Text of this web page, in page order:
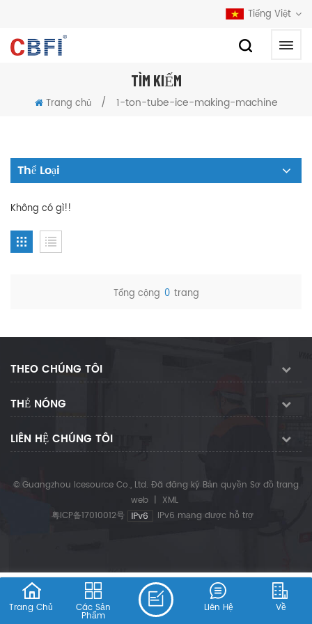
Tiếng Việt
TÌM KIẾM
Trang chủ / 1-ton-tube-ice-making-machine
Thể Loại
Không có gì!!
Tổng cộng 0 trang
THEO CHÚNG TÔI
THẺ NÓNG
LIÊN HỆ CHÚNG TÔI
© Guangzhou Icesource Co., Ltd. Đã đăng ký Bản quyền Sơ đồ trang
web | XML
粤ICP备17010012号
IPv6 mạng được hỗ trợ
Trang Chủ Các Sản
Phẩm
Về
Liên Hệ